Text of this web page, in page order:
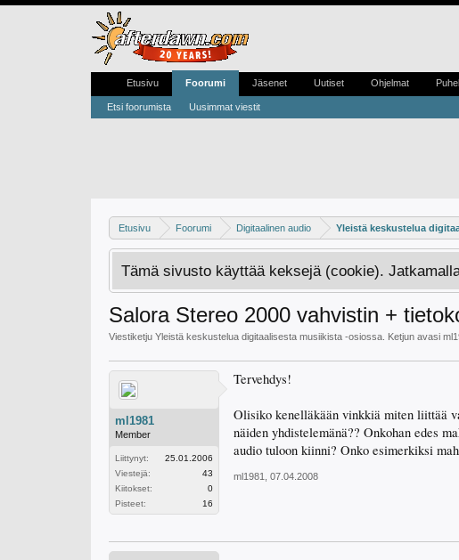
Etusivu Foorumi Digitaalinen audio Yleistä keskustelua
Tämä sivusto käyttää keksejä (cookie).
Salora Stereo 2000 vahvistin +
Viestiketju Yleistä keskustelua digitaalisesta musiikista -osiossa. Ketjun avasi
ml1981
Member
Liittynyt:
25.01.2006
Viestejä:
43
Kiitokset:
0
Pisteet:
16
Tervehdys!
Olisiko kenelläkään vinkkiä miten liittää
näiden yhdistelemänä?? Onkohan edes
audio tuloon kiinni? Onko esimerkiksi
ml1981 07.04.2008
Etusivu Foorumi
Etsi foorumista Uusimmat viestit
Jäsenet Uutiset Ohjelmat